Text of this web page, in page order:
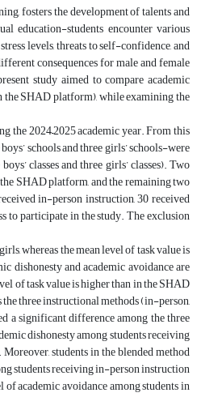
fosters the development of talents and
education-students encounter various
levels, threats to self-confidence, and
consequences for male and female
study aimed to compare academic
the SHAD platform), while examining the
2024–2025 academic year. From this
schools and three girls’ schools-were
classes and three girls’ classes). Two
SHAD platform, and the remaining two
in-person instruction, 30 received
participate in the study. The exclusion
whereas the mean level of task value is
dishonesty and academic avoidance are
of task value is higher than in the SHAD
three instructional methods (in-person,
a significant difference among the three
dishonesty among students receiving
students in the blended method
students receiving in-person instruction
academic avoidance among students in